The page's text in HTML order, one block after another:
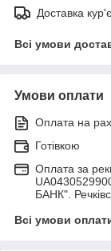
Доставка
Всі умови
Умови оплати
Оплата на
Готівкою
Оплата за
БАНК".
Всі умови